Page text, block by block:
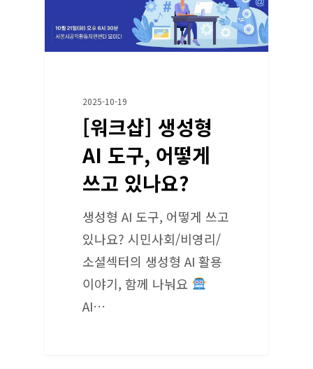
2025-10-19
[워크샵] 생성형
AI 도구, 어떻게
쓰고 있나요?
생성형 AI 도구, 어떻게 쓰고
있나요? 시민사회/비영리/
소셜섹터의 생성형 AI 활용
이야기, 함께 나눠요
AI…